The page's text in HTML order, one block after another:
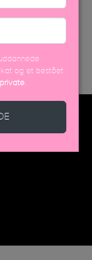
og et bestået